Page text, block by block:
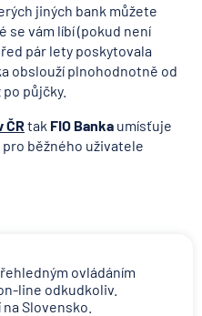
jiných bank můžete
se vám líbí (pokud není
pár lety poskytovala
obslouží plnohodnotně od
půjčky.
ČRtak FIO Banka umísťuje
běžného uživatele
ovládáním
line odkudkoliv.
Slovensko.